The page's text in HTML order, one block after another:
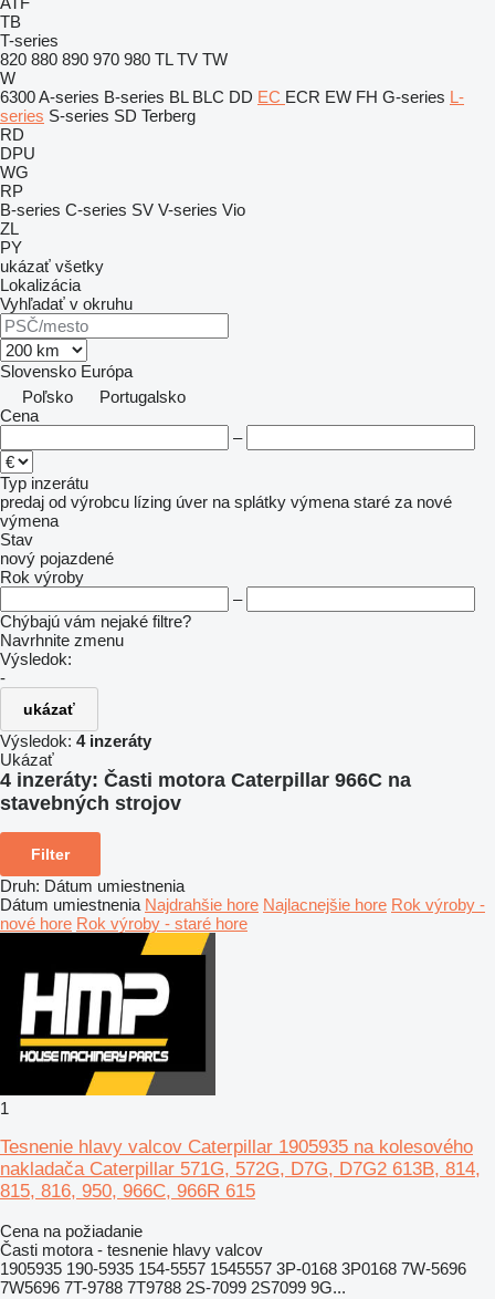
TB
T-series
820 880 890 970 980 TL TV TW
W
6300A-series B-series BL BLC DD EC ECR EW FH G-series L-
series S-series SD Terberg
RD
DPU
WG
RP
B-series C-series SV V-series Vio
ZL
PY
ukázať všetky
Lokalizácia
Vyhľadať v okruhu
Slovensko Európa
Poľsko
Portugalsko
Cena
–
Typ inzerátu
predaj od výrobcu lízing úver na splátky výmena staré za nové
výmena
Stav
nový pojazdené
Rok výroby
–
Chýbajú vám nejaké filtre?
Navrhnite zmenu
Výsledok:
-
ukázať
Výsledok: 4 inzeráty
Ukázať
4 inzeráty: Časti motora Caterpillar 966C na
stavebných strojov
Filter
Druh: Dátum umiestnenia
Dátum umiestnenia Najdrahšie hore Najlacnejšie hore Rok výroby -
nové hore Rok výroby - staré hore
1
Tesnenie hlavy valcov Caterpillar 1905935 na kolesového
nakladača Caterpillar 571G, 572G, D7G, D7G2 613B, 814,
815, 816, 950, 966C, 966R 615
Cena na požiadanie
Časti motora - tesnenie hlavy valcov
1905935 190-5935 154-5557 1545557 3P-0168 3P0168 7W-5696
7W5696 7T-9788 7T9788 2S-7099 2S7099 9G...